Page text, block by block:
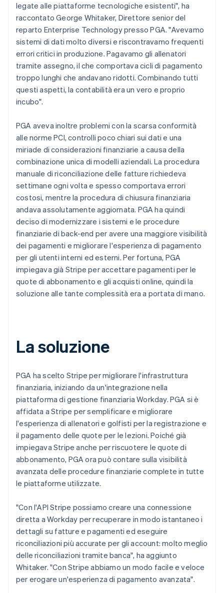
legate alle piattaforme tecnologiche esistenti", ha
raccontato George Whitaker, Direttore senior del
reparto Enterprise Technology presso PGA. "Avevamo
sistemi di dati molto diversi e riscontravamo frequenti
errori critici in produzione. Pagavamo gli allenatori
tramite assegno, il che comportava cicli di pagamento
troppo lunghi che andavano ridotti. Combinando tutti
questi aspetti, la contabilità era un vero e proprio
incubo".
PGA aveva inoltre problemi con la scarsa conformità
alle norme PCI, controlli poco chiari sui dati e una
miriade di considerazioni finanziarie a causa della
combinazione unica di modelli aziendali. La procedura
manuale di riconciliazione delle fatture richiedeva
settimane ogni volta e spesso comportava errori
costosi, mentre la procedura di chiusura finanziaria
andava assolutamente aggiornata. PGA ha quindi
deciso di modernizzare i sistemi e le procedure
finanziarie di back-end per avere una maggiore visibilità
dei pagamenti e migliorare l'esperienza di pagamento
per gli utenti interni ed esterni. Per fortuna, PGA
impiegava già Stripe per accettare pagamenti per le
quote di abbonamento e gli acquisti online, quindi la
soluzione alle tante complessità era a portata di mano.
La soluzione
PGA ha scelto Stripe per migliorare l'infrastruttura
finanziaria, iniziando da un'integrazione nella
piattaforma di gestione finanziaria Workday. PGA si è
affidata a Stripe per semplificare e migliorare
l'esperienza di allenatori e golfisti per la registrazione e
il pagamento delle quote per le lezioni. Poiché già
impiegava Stripe anche per riscuotere le quote di
abbonamento, PGA ora può contare sulla visibilità
avanzata delle procedure finanziarie complete in tutte
le piattaforme utilizzate.
"Con l'API Stripe possiamo creare una connessione
diretta a Workday per recuperare in modo istantaneo i
dettagli su fatture e pagamenti ed eseguire
riconciliazioni più accurate per gli account: molto meglio
delle riconciliazioni tramite banca", ha aggiunto
Whitaker. "Con Stripe abbiamo un modo facile e veloce
per erogare un'esperienza di pagamento avanzata".